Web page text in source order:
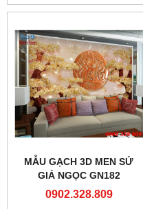
MẪU GẠCH 3D MEN SỨ
GIẢ NGỌC GN182
0902.328.809